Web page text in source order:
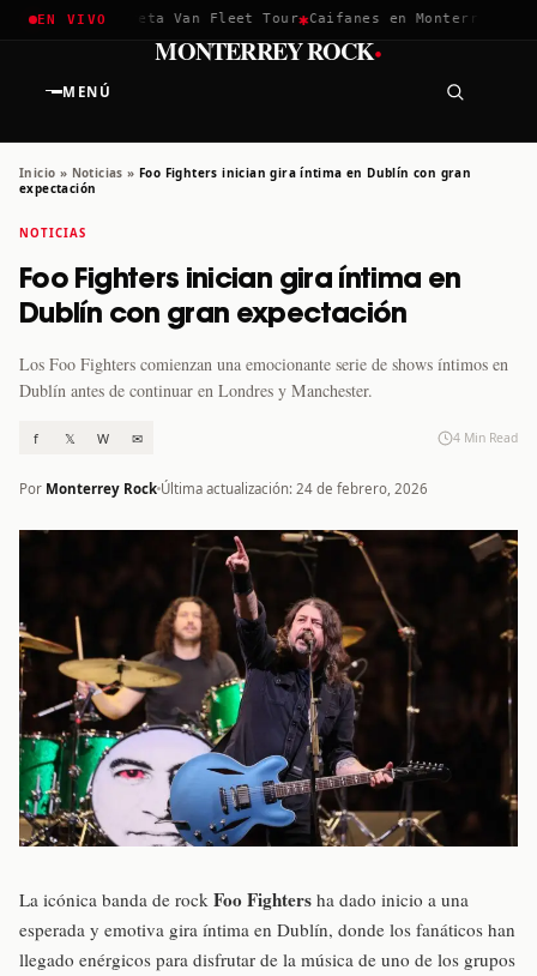
EN VIVO
2026 ✱Greta Van Fleet Tour✱Caifanes en Monterrey · 12
MENÚ
MONTERREY ROCK·
Inicio » Noticias » Foo Fighters inician gira íntima en Dublín con gran
expectación
NOTICIAS
Foo Fighters inician gira íntima en
Dublín con gran expectación
Los Foo Fighters comienzan una emocionante serie de shows íntimos en
Dublín antes de continuar en Londres y Manchester.
f 𝕏 W ✉ 4 Min Read
Por Monterrey Rock Última actualización: 24 de febrero, 2026
La icónica banda de rock Foo Fighters ha dado inicio a una
esperada y emotiva gira íntima en Dublín, donde los fanáticos han
llegado enérgicos para disfrutar de la música de uno de los grupos